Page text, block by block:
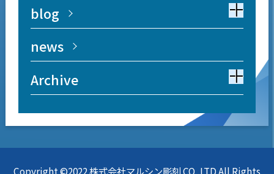
blog
news
Archive
Copyright ©2022 株式会社マルシン彫刻 CO.,LTD All Rights